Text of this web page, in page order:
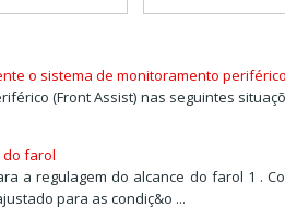
o sistema de monitoramento
(Front Assist) nas seguintes
do farol
a regulagem do alcance do farol 1 .
para as condiç&o ...